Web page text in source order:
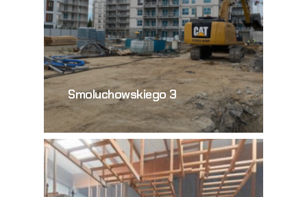
Smoluchowskiego 3